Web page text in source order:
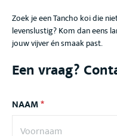
Zoek je een Tancho koi die
levenslustig? Kom dan eens
jouw vijver én smaak past.
Een vraag?
NAAM*